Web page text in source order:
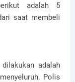
adalah 5
saat membeli
adalah
Polis